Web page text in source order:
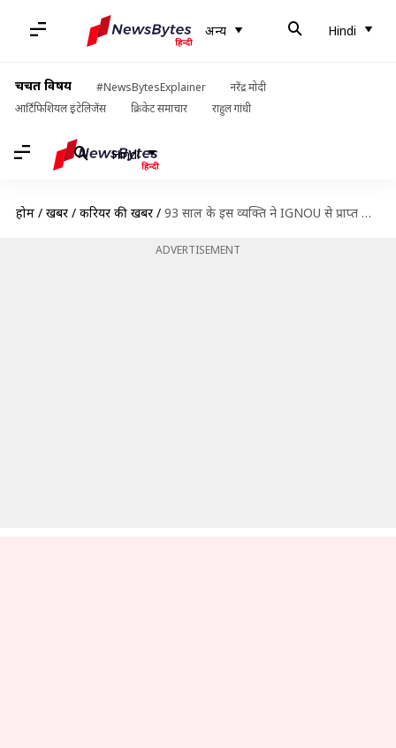
अन्य Hindi
चर्चित विषय #NewsBytesExplainer
नरेंद्र मोदी
आर्टिफिशियल इंटेलिजेंस
क्रिकेट समाचार राहुल गांधी
Hindi
होम / खबरें / करियर की खबरें / 93 साल के इस व्यक्ति ने IGNOU से प्राप्त की मास्टर डिग्री, बनाया रिकॉर्ड
ADVERTISEMENT